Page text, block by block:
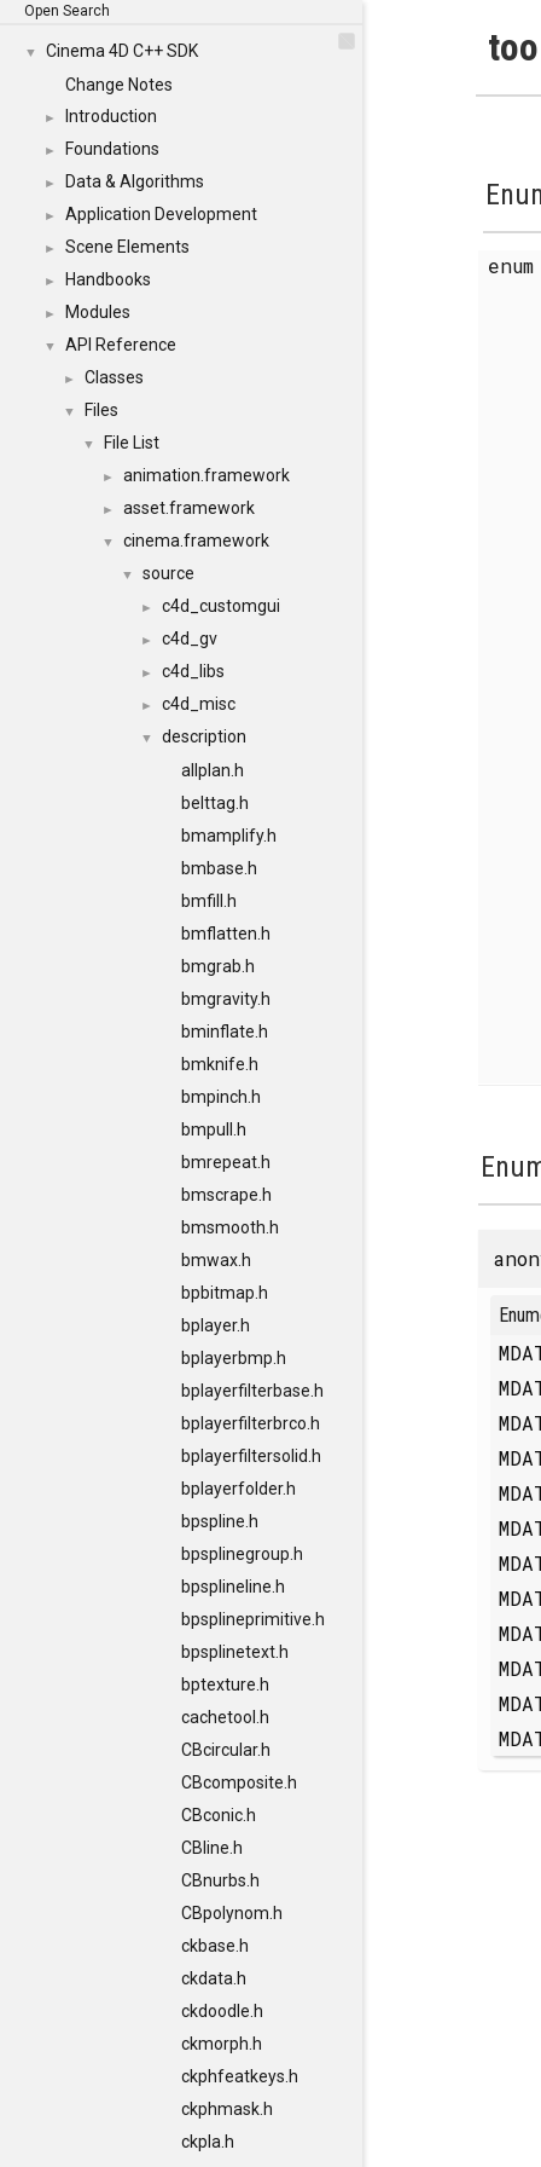
Open Search
▼
Cinema 4D C++ SDK
Change Notes
► Introduction
► Foundations
► Data & Algorithms
► Application Development
► Scene Elements
► Handbooks
► Modules
▼ API Reference
► Classes
▼ Files
▼ File List
► animation.framework
► asset.framework
▼ cinema.framework
▼ source
► c4d_customgui
► c4d_gv
► c4d_libs
► c4d_misc
▼
description
allplan.h
belttag.h
bmamplify.h
bmbase.h
bmfill.h
bmflatten.h
bmgrab.h
bmgravity.h
bminflate.h
bmknife.h
bmpinch.h
bmpull.h
bmrepeat.h
bmscrape.h
bmsmooth.h
bmwax.h
bpbitmap.h
bplayer.h
bplayerbmp.h
bplayerfilterbase.h
bplayerfilterbrco.h
bplayerfiltersolid.h
bplayerfolder.h
bpspline.h
bpsplinegroup.h
bpsplineline.h
bpsplineprimitive.h
bpsplinetext.h
bptexture.h
cachetool.h
CBcircular.h
CBcomposite.h
CBconic.h
CBline.h
CBnurbs.h
CBpolynom.h
ckbase.h
ckdata.h
ckdoodle.h
ckmorph.h
ckphfeatkeys.h
ckphmask.h
ckpla.h